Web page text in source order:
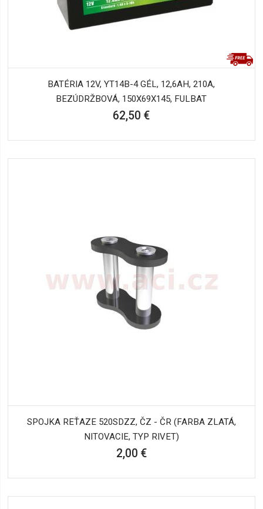
BATÉRIA 12V, YT14B-4 GÉL, 12,6AH, 210A,
BEZÚDRŽBOVÁ, 150X69X145, FULBAT
62,50 €
SPOJKA REŤAZE 520SDZZ, ČZ - ČR (FARBA ZLATÁ,
NITOVACIE, TYP RIVET)
2,00 €